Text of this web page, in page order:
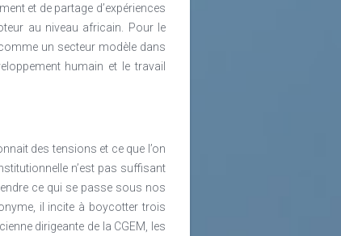
et de partage d’expériences
au niveau africain. Pour le
un secteur modèle dans
humain et le travail
des tensions et ce que l’on
n’est pas suffisant
ce qui se passe sous nos
il incite à boycotter trois
dirigeante de la CGEM, les